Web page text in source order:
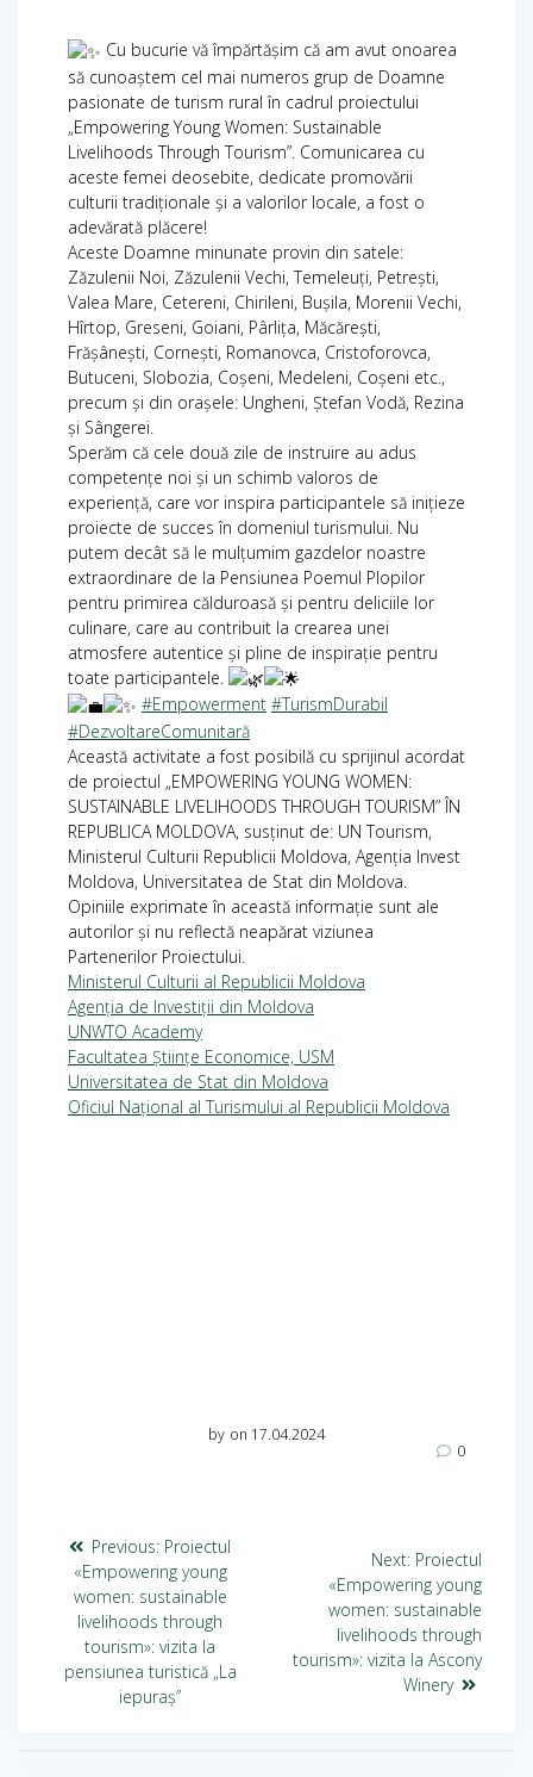
Cu bucurie vă împărtășim că am avut onoarea
să cunoaștem cel mai numeros grup de Doamne
pasionate de turism rural în cadrul proiectului
„Empowering Young Women: Sustainable
Livelihoods Through Tourism”. Comunicarea cu
aceste femei deosebite, dedicate promovării
culturii tradiționale și a valorilor locale, a fost o
adevărată plăcere!
Aceste Doamne minunate provin din satele:
Zăzulenii Noi, Zăzulenii Vechi, Temeleuți, Petrești,
Valea Mare, Cetereni, Chirileni, Bușila, Morenii Vechi,
Hîrtop, Greseni, Goiani, Pârlița, Măcărești,
Frășânești, Cornești, Romanovca, Cristoforovca,
Butuceni, Slobozia, Coșeni, Medeleni, Coșeni etc.,
precum și din orașele: Ungheni, Ștefan Vodă, Rezina
și Sângerei.
Sperăm că cele două zile de instruire au adus
competențe noi și un schimb valoros de
experiență, care vor inspira participantele să inițieze
proiecte de succes în domeniul turismului. Nu
putem decât să le mulțumim gazdelor noastre
extraordinare de la Pensiunea Poemul Plopilor
pentru primirea călduroasă și pentru deliciile lor
culinare, care au contribuit la crearea unei
atmosfere autentice și pline de inspirație pentru
toate participantele.
#Empowerment #TurismDurabil
#DezvoltareComunitară
Această activitate a fost posibilă cu sprijinul acordat
de proiectul „EMPOWERING YOUNG WOMEN:
SUSTAINABLE LIVELIHOODS THROUGH TOURISM” ÎN
REPUBLICA MOLDOVA, susținut de: UN Tourism,
Ministerul Culturii Republicii Moldova, Agenția Invest
Moldova, Universitatea de Stat din Moldova.
Opiniile exprimate în această informație sunt ale
autorilor și nu reflectă neapărat viziunea
Partenerilor Proiectului.
Ministerul Culturii al Republicii Moldova
Agenția de Investiții din Moldova
UNWTO Academy
Facultatea Științe Economice, USM
Universitatea de Stat din Moldova
Oficiul Național al Turismului al Republicii Moldova
by on 17.04.2024
0
Previous: Proiectul
«Empowering young
women: sustainable
livelihoods through
tourism»: vizita la
pensiunea turistică „La
iepuraș”
Next: Proiectul
«Empowering young
women: sustainable
livelihoods through
tourism»: vizita la Ascony
Winery